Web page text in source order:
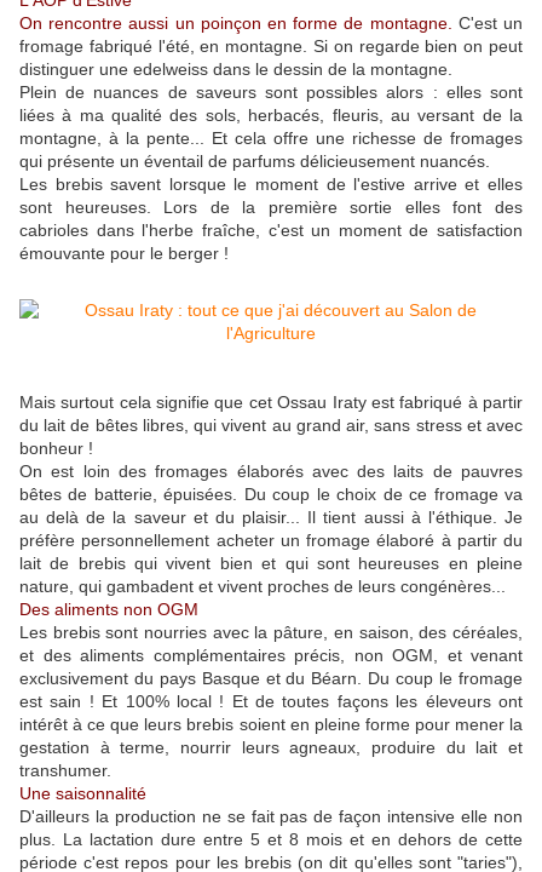
On rencontre aussi un poinçon en forme de montagne. C'est un
fromage fabriqué l'été, en montagne. Si on regarde bien on peut
distinguer une edelweiss dans le dessin de la montagne.
Plein de nuances de saveurs sont possibles alors : elles sont
liées à ma qualité des sols, herbacés, fleuris, au versant de la
montagne, à la pente... Et cela offre une richesse de fromages
qui présente un éventail de parfums délicieusement nuancés.
Les brebis savent lorsque le moment de l'estive arrive et elles
sont heureuses. Lors de la première sortie elles font des
cabrioles dans l'herbe fraîche, c'est un moment de satisfaction
émouvante pour le berger !
Mais surtout cela signifie que cet Ossau Iraty est fabriqué à partir
du lait de bêtes libres, qui vivent au grand air, sans stress et avec
bonheur !
On est loin des fromages élaborés avec des laits de pauvres
bêtes de batterie, épuisées. Du coup le choix de ce fromage va
au delà de la saveur et du plaisir... Il tient aussi à l'éthique. Je
préfère personnellement acheter un fromage élaboré à partir du
lait de brebis qui vivent bien et qui sont heureuses en pleine
nature, qui gambadent et vivent proches de leurs congénères...
Des aliments non OGM
Les brebis sont nourries avec la pâture, en saison, des céréales,
et des aliments complémentaires précis, non OGM, et venant
exclusivement du pays Basque et du Béarn. Du coup le fromage
est sain ! Et 100% local ! Et de toutes façons les éleveurs ont
intérêt à ce que leurs brebis soient en pleine forme pour mener la
gestation à terme, nourrir leurs agneaux, produire du lait et
transhumer.
Une saisonnalité
D'ailleurs la production ne se fait pas de façon intensive elle non
plus. La lactation dure entre 5 et 8 mois et en dehors de cette
période c'est repos pour les brebis (on dit qu'elles sont "taries"),